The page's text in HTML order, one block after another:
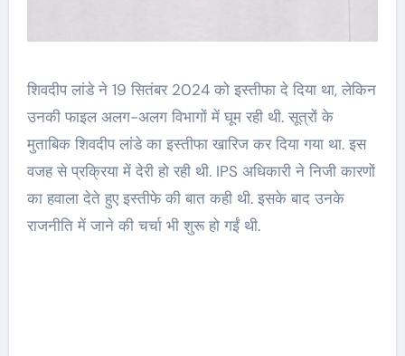
शिवदीप लांडे ने 19 सितंबर 2024 को इस्तीफा दे दिया था, लेकिन
उनकी फाइल अलग-अलग विभागों में घूम रही थी. सूत्रों के
मुताबिक शिवदीप लांडे का इस्तीफा खारिज कर दिया गया था. इस
वजह से प्रक्रिया में देरी हो रही थी. IPS अधिकारी ने निजी कारणों
का हवाला देते हुए इस्तीफे की बात कही थी. इसके बाद उनके
राजनीति में जाने की चर्चा भी शुरू हो गईं थी.